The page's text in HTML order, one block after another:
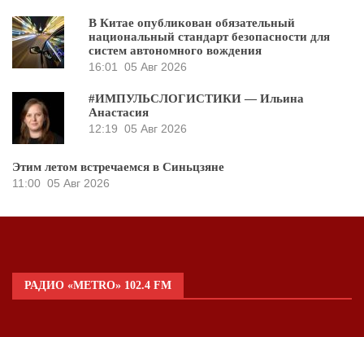
В Китае опубликован обязательный
национальный стандарт безопасности для
систем автономного вождения
16:01 05 Авг 2026
#ИМПУЛЬСЛОГИСТИКИ — Ильина
Анастасия
12:19 05 Авг 2026
Этим летом встречаемся в Синьцзяне
11:00 05 Авг 2026
РАДИО «METRO» 102.4 FM